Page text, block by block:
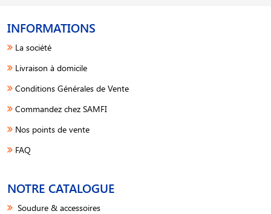
INFORMATIONS
La société
Livraison à domicile
Conditions Générales de Vente
Commandez chez SAMFI
Nos points de vente
FAQ
NOTRE CATALOGUE
Soudure & accessoires